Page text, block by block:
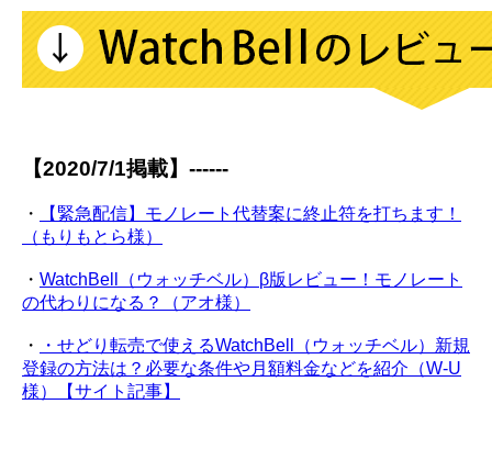
【2020/7/1掲載】------
・
【緊急配信】モノレート代替案に終止符を打ちます！
（もりもとら様）
・ WatchBell（ウォッチベル）β版レビュー！モノレート
の代わりになる？（アオ様）
・
・せどり転売で使えるWatchBell（ウォッチベル）新規
登録の方法は？必要な条件や月額料金などを紹介（W-U
様）【サイト記事】